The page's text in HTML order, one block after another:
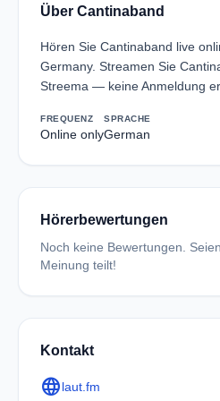
Über Cantinaband
Hören Sie Cantinaband live
Germany. Streamen Sie
Streema — keine Anmeldung
FREQUENZ
Online only
SPRACHE
German
Hörerbewertungen
Noch keine Bewertungen.
Meinung teilt!
Kontakt
languagelaut.fm